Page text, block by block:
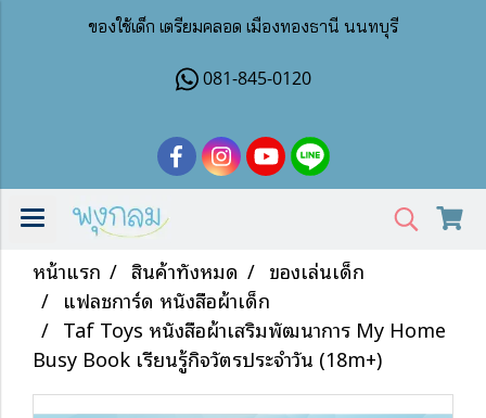
ของใช้เด็ก เตรียมคลอด เมืองทองธานี นนทบุรี
081-845-0120
หน้าแรก สินค้าทั้งหมด
ของเล่นเด็ก
แฟลชการ์ด หนังสือผ้าเด็ก
Taf Toys หนังสือผ้าเสริมพัฒนาการ My Home
Busy Book เรียนรู้กิจวัตรประจำวัน (18m+)